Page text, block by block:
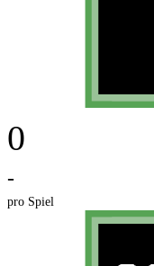
0
-
pro Spiel